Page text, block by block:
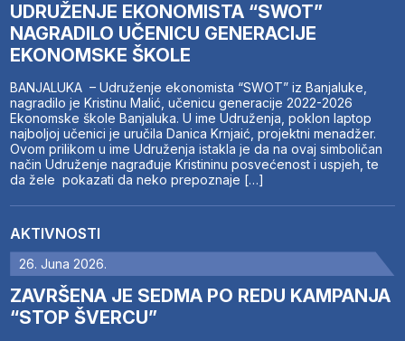
UDRUŽENJE EKONOMISTA “SWOT”
NAGRADILO UČENICU GENERACIJE
EKONOMSKE ŠKOLE
BANJALUKA – Udruženje ekonomista “SWOT” iz Banjaluke,
nagradilo je Kristinu Malić, učenicu generacije 2022-2026
Ekonomske škole Banjaluka. U ime Udruženja, poklon laptop
najboljoj učenici je uručila Danica Krnjaić, projektni menadžer.
Ovom prilikom u ime Udruženja istakla je da na ovaj simboličan
način Udruženje nagrađuje Kristininu posvećenost i uspjeh, te
da žele pokazati da neko prepoznaje […]
AKTIVNOSTI
26. Juna 2026.
ZAVRŠENA JE SEDMA PO REDU KAMPANJA
“STOP ŠVERCU”